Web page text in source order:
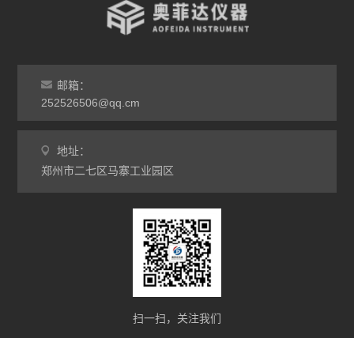
邮箱：
252526506@qq.cm
地址：
郑州市二七区马寨工业园区
扫一扫，关注我们